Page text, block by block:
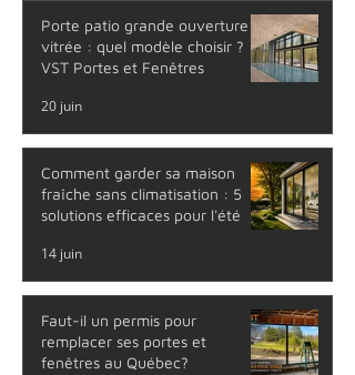
Porte patio grande ouverture
vitrée : quel modèle choisir ?
VST Portes et Fenêtres
20 juin
Comment garder sa maison
fraîche sans climatisation : 5
solutions efficaces pour l'été
14 juin
Faut-il un permis pour
remplacer ses portes et
fenêtres au Québec?